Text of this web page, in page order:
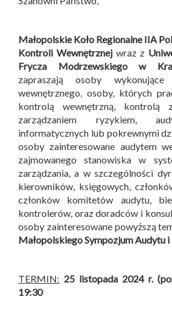
Małopolskie Koło Regionalne IIA
Kontroli Wewnętrznejwraz z
Frycza Modrzewskiego w
zapraszają osoby
wewnętrznego, osoby, których
kontrolą wewnętrzną, kontrolą
zarządzaniem ryzykiem,
informatycznych lub pokrewnymi
osoby zainteresowane audytem
zajmowanego stanowiska w
zarządzania, a w szczególności
kierowników, księgowych,
członków komitetów audytu,
kontrolerów, oraz doradców i
osoby zainteresowane powyższą
Małopolskiego Sympozjum Audytu
TERMIN: 25 listopada 2024 r.
19:30